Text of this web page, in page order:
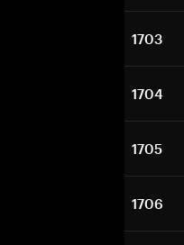
1703
1704
1705
1706